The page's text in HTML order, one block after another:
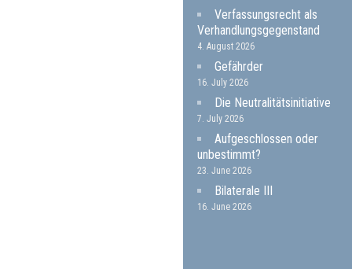
Verfassungsrecht als
Verhandlungsgegenstand
4. August 2026
Gefährder
16. July 2026
Die Neutralitätsinitiative
7. July 2026
Aufgeschlossen oder
unbestimmt?
23. June 2026
Bilaterale III
16. June 2026